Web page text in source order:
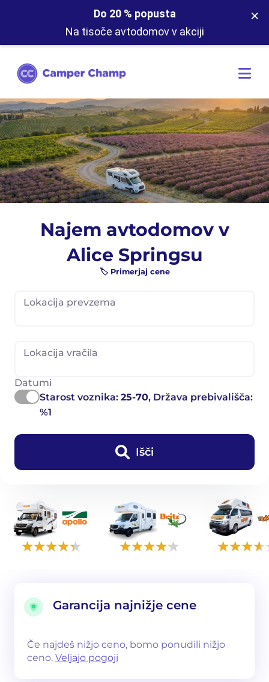
Do 20 % popusta
Na tisoče avtodomov v akciji
×
Najem avtodomov v
Alice Springsu
🏷️ Primerjaj cene
Lokacija prevzema
Lokacija vračila
Datumi
Starost voznika: 25-70, Država prebivališča:
%1
Išči
Garancija najnižje cene
Če najdeš nižjo ceno, bomo ponudili nižjo
ceno. Veljajo pogoji